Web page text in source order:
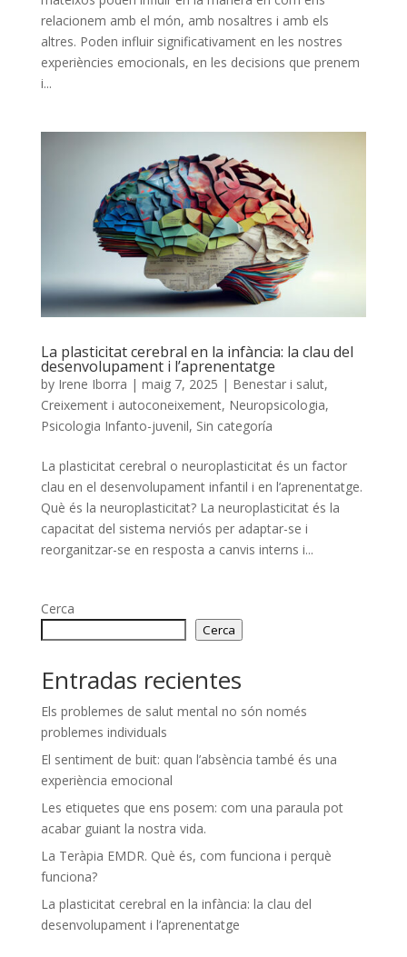
relacionem amb el món, amb nosaltres i amb els
altres. Poden influir significativament en les nostres
experiències emocionals, en les decisions que prenem
i...
La plasticitat cerebral en la infància: la clau del
desenvolupament i l’aprenentatge
by Irene Iborra | maig 7, 2025 | Benestar i salut,
Creixement i autoconeixement, Neuropsicologia,
Psicologia Infanto-juvenil, Sin categoría
La plasticitat cerebral o neuroplasticitat és un factor
clau en el desenvolupament infantil i en l’aprenentatge.
Què és la neuroplasticitat? La neuroplasticitat és la
capacitat del sistema nerviós per adaptar-se i
reorganitzar-se en resposta a canvis interns i...
Cerca
Cerca
Entradas recientes
Els problemes de salut mental no són només
problemes individuals
El sentiment de buit: quan l’absència també és una
experiència emocional
Les etiquetes que ens posem: com una paraula pot
acabar guiant la nostra vida.
La Teràpia EMDR. Què és, com funciona i perquè
funciona?
La plasticitat cerebral en la infància: la clau del
desenvolupament i l’aprenentatge